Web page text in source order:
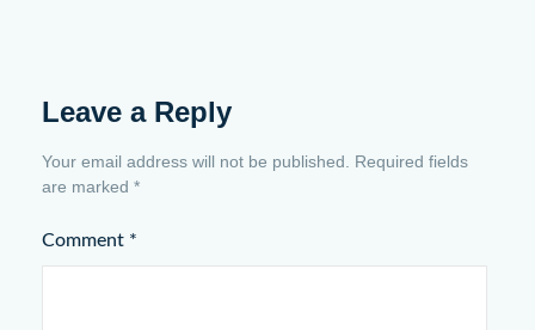
Leave a Reply
Your email address will not be published.
Required fields
are marked *
Comment *